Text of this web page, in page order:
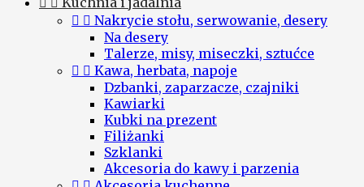
  Nakrycie stołu, serwowanie, desery
Na desery
Talerze, misy, miseczki, sztućce
  Kawa, herbata, napoje
Dzbanki, zaparzacze, czajniki
Kawiarki
Kubki na prezent
Filiżanki
Szklanki
Akcesoria do kawy i parzenia